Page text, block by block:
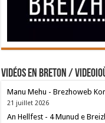
Vidéos en breton /
Manu Mehu - Brezhoweb
21 juillet 2026
An Hellfest - 4 Munud e